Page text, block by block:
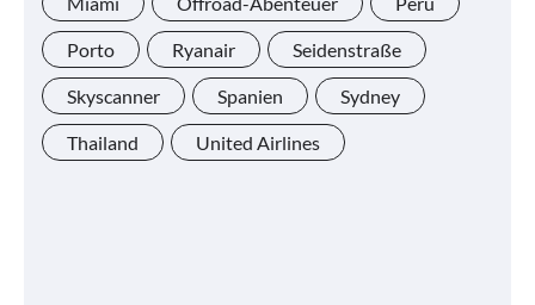
Porto Ryanair Seidenstraße
Skyscanner Spanien Sydney
Thailand United Airlines